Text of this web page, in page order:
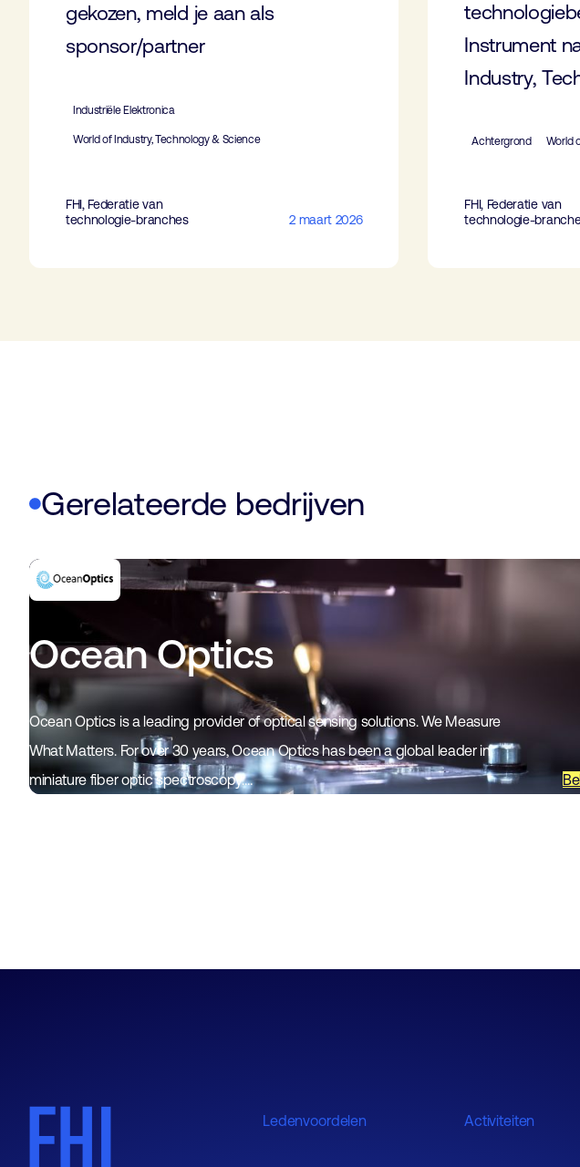
gekozen, meld je aan als
sponsor/partner
Industriële Elektronica
World of Industry, Technology & Science
FHI, Federatie van
technologie-branches
2 maart 2026
Instrument
Industry,
Achtergrond World
FHI, Federatie van
technologie-
Gerelateerde bedrijven
Ocean Optics
Ocean Optics is a leading provider of optical sensing solutions. We Measure
What Matters. For over 30 years, Ocean Optics has been a global leader in
miniature fiber optic spectroscopy.…
Ledenvoordelen Activiteiten